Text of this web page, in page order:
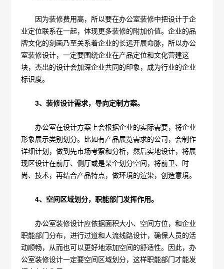
因为装修费用高，所以要在办公室装修中把设计于企
业定位联系在一起，体现更多装修的附加价值。企业的品
牌文化的刻画乃至关系着企业的长远开展命脉，所以办公
室装修设计，一定要围绕企业在产品定位和文化营建这
块，杰出的设计会加深企业共同的印象，成为行业的企业
标识度。
3、装修设计需求，导向定制方案。
办公室在设计方案上会根据企业的实际需要，将企业
形象展示类别划分。比如有产品展览需求的公司，会制作
详细计划，做到先市场考察和分析，然后实地设计，将展
现区设计在前厅、侧厅或是某个划分空间，将前卫、时
尚、技术，再结合产品特点，做环境的渲染，创造意境。
4、空间区域划分，职能部门发挥作用。
办公室装修设计应依据面积大小、空间方位，和企业
职能部门分布，进行过道和人流线路设计，确保人员的活
动顺畅，从而也可以更好地添加空间的舒适性。因此，办
公室装修设计一定要空间区域划分，这样职能部门才能发